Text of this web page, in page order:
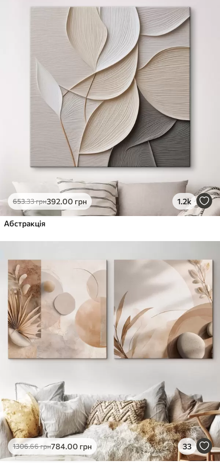
Яскраві, насичені кольори
Стійкість до вицвітання
Безпечне чорнило без запаху
Поверхня з текстурою полотна
Екологічний матеріал
Преміум
363.00
Яскраві, насичені кольори
Стійкість до вицвітання
Безпечне чорнило без запаху
Поверхня з текстурою полотна
Екологічний матеріал
Еко-Преміум
.00грн
✓Яскраві, насичені кольори
✓Поверхня з текстурою полотна
✓Екологічний матеріал
653.33грн392.00 грн 1.2k
Абстракція
1306.66грн784.00 грн 33